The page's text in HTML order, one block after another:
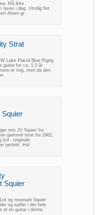
Må ikke
laves i dag. Utrolig flot
Ahorn gr
Strat
Lake Placid Blue Rigtig
guitar for ca. 1,5 år
er mig, men da den
min JV Squier fra
gammel strat fra 1962,
lyd - originale
perfekt. Hol
Squier
og resonant Squier
og spiller i det hele
af en guitar i denne